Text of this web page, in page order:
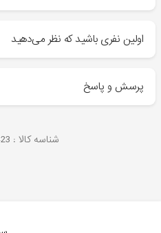
اولین نفری باشید که نظر می‌دهید
پرسش و پاسخ
شناسه کالا :